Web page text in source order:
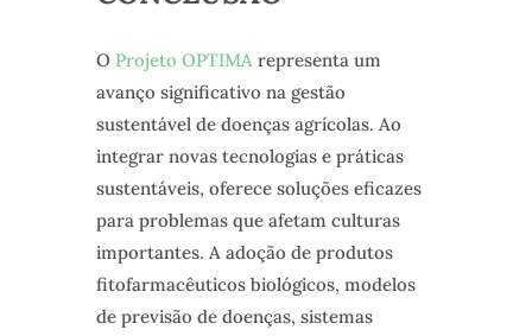
O Projeto OPTIMArepresenta um
avanço significativo na gestão
sustentável de doenças agrícolas. Ao
integrar novas tecnologias e práticas
sustentáveis, oferece soluções eficazes
para problemas que afetam culturas
importantes. A adoção de produtos
fitofarmacêuticos biológicos, modelos
de previsão de doenças, sistemas